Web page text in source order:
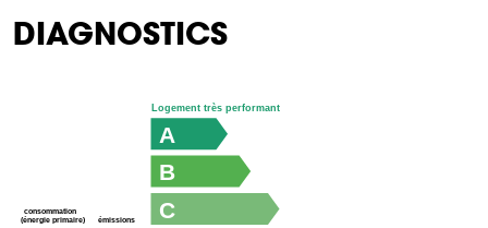
DIAGNOSTICS
consommation
(énergie primaire) émissions C
B
A
Logement très performant